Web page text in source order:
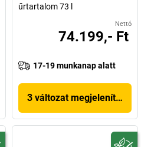
űrtartalom 73 l
Nettó
74.199,- Ft
17-19 munkanap alatt
3 változat megjelenítése